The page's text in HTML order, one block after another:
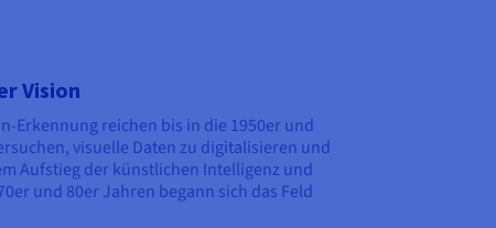
Vision
Erkennung reichen bis in die 1950er und
visuelle Daten zu digitalisieren und
Aufstieg der künstlichen Intelligenz und
und 80er Jahren begann sich das Feld